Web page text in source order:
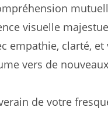
visuelle
empathie, clarté,
vers de
de votre